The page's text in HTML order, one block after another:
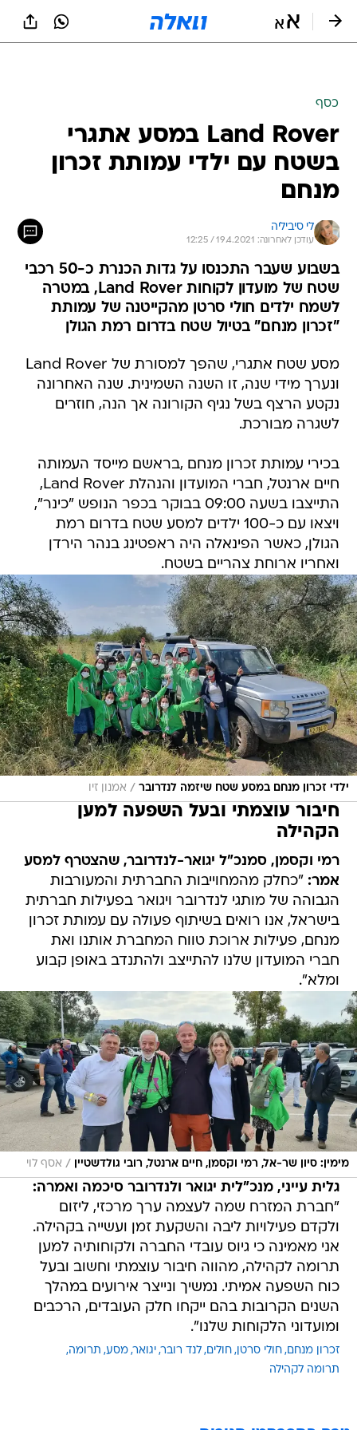
בשטח עם ילדי עמותת זכרון
מנחם
לי סיביליה
עודכן לאחרונה: 19.4.2021 / 12:25
בשבוע שעבר התכנסו על גדות הכנרת כ-50 רכבי
לשמח ילדים חולי סרטן מהקייטנה של עמותת
"זכרון מנחם" בטיול שטח בדרום רמת הגולן
מסע שטח אתגרי, שהפך למסורת של Land Rover
נקטע הרצף בשל נגיף הקורונה אך הנה, חוזרים
לשגרה מבורכת.
בכירי עמותת זכרון מנחם ,בראשם מייסד העמותה
התייצבו בשעה 09:00 בבוקר בכפר הנופש "כינר",
ויצאו עם כ-100 ילדים למסע שטח בדרום רמת
הגולן, כאשר הפינאלה היה ראפטינג בנהר הירדן
ואחריו ארוחת צהריים בשטח.
ילדי זכרון מנחם במסע שטח שיזמה לנדרובר / אמנון זיו
חיבור עוצמתי ובעל השפעה למען
הקהילה
רמי וקסמן, סמנכ"ל יגואר-לנדרובר, שהצטרף למסע
אמר:"כחלק מהמחוייבות החברתית והמעורבות
הגבוהה של מותגי לנדרובר ויגואר בפעילות חברתית
בישראל, אנו רואים בשיתוף פעולה עם עמותת זכרון
מנחם, פעילות ארוכת טווח המחברת אותנו ואת
חברי המועדון שלנו להתייצב ולהתנדב באופן קבוע
ומלא".
מימין: סיון שר-אל, רמי וקסמן, חיים ארנטל, רובי גולדשטיין אסף לוי
גלית עייני, מנכ"לית יגואר ולנדרובר סיכמה ואמרה:
"חברת המזרח שמה לעצמה ערך מרכזי, ליזום
ולקדם פעילויות ליבה והשקעת זמן ועשייה בקהילה.
אני מאמינה כי גיוס עובדי החברה ולקוחותיה למען
תרומה לקהילה, מהווה חיבור עוצמתי וחשוב ובעל
כוח השפעה אמיתי. נמשיך ונייצר אירועים במהלך
השנים הקרובות בהם ייקחו חלק העובדים, הרכבים
ומועדוני הלקוחות שלנו".
זכרון מנחם חולי סרטן חולים לנד רובר יגואר מסע תרומה
תרומה לקהילה